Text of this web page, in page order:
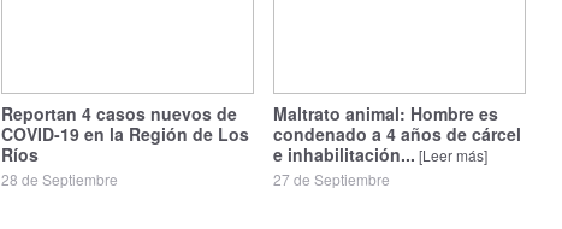
Reportan 4 casos nuevos de
COVID-19 en la Región de Los
Ríos
28 de Septiembre
Maltrato animal: Hombre es
condenado a 4 años de cárcel
e inhabilitación... [Leer más]
27 de Septiembre